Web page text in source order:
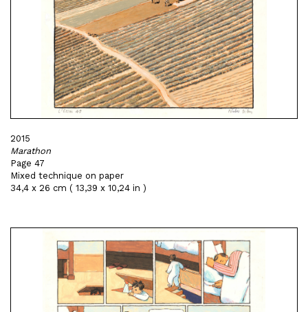
2015
Marathon
Page 47
Mixed technique on paper
34,4 x 26 cm ( 13,39 x 10,24 in )